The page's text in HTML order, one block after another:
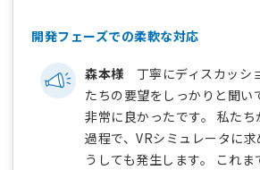
開発フェーズでの柔軟な対応
森本様
丁寧にディスカッシ
たちの要望をしっかりと聞い
非常に良かったです。 私たち
過程で、VRシミュレータに
うしても発生します。 これ